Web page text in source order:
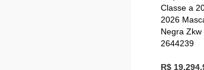
Negra Zkw
2644239
R$
ou10x